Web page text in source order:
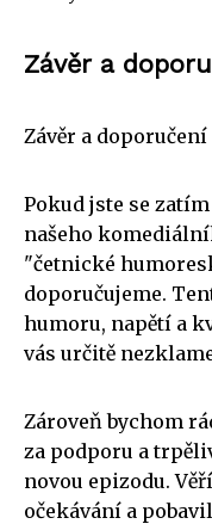
Závěr a
Závěr a
Pokud jste se
našeho
"četnické
doporučujeme.
humoru, napětí a
vás určitě
Zároveň bychom
za podporu a
novou epizodu.
očekávání a